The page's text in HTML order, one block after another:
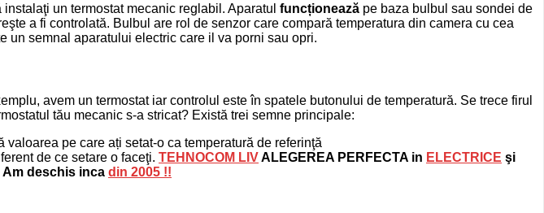
un termostat mecanic reglabil. Aparatul funcționează pe baza bulbul sau sondei de
a fi controlată. Bulbul are rol de senzor care compară temperatura din camera cu cea
un semnal aparatului electric care il va porni sau opri.
avem un termostat iar controlul este în spatele butonului de temperatură. Se trece firul
tău mecanic s-a stricat? Există trei semne principale:
pe care ați setat-o ca temperatură de referinţă
de ce setare o faceţi. TEHNOCOM LIVALEGEREA PERFECTA in ELECTRICE şi
Am deschis inca din 2005 !!